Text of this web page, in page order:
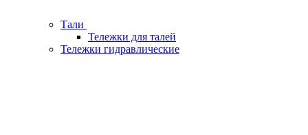
Тали
Тележки для талей
Тележки гидравлические